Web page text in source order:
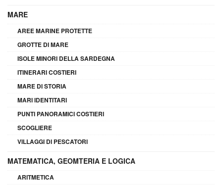
MARE
AREE MARINE PROTETTE
GROTTE DI MARE
ISOLE MINORI DELLA SARDEGNA
ITINERARI COSTIERI
MARE DI STORIA
MARI IDENTITARI
PUNTI PANORAMICI COSTIERI
SCOGLIERE
VILLAGGI DI PESCATORI
MATEMATICA, GEOMTERIA E LOGICA
ARITMETICA